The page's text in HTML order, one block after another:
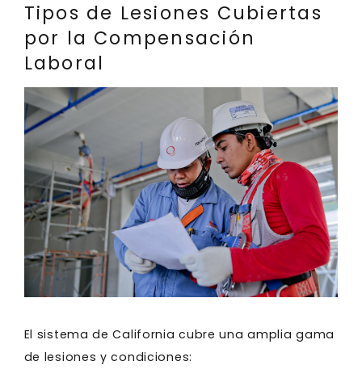
Tipos de Lesiones Cubiertas
por la Compensación
Laboral
El sistema de California cubre una amplia gama
de lesiones y condiciones: